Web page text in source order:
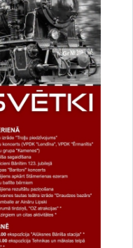
funkcijām;
nepieciešamos
Centra darba
kvalifikācijas
un komisiju darbā, kā
un komisiju sēdēs par
dokumentus, kuri
aktu prasības.
kurš funkcionāli ir